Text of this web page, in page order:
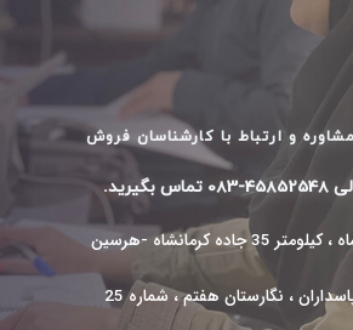
و ارتباط با کارشناسان فروش
جاده کرمانشاه -هرسین
، نگارستان هفتم ، شماره 25